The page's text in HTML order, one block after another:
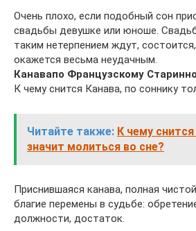
Очень плохо, если подобный сон
свадьбы девушке или юноше.
таким нетерпением ждут,
окажется весьма неудачным.
Канавапо Французскому
К чему снится Канава, по соннику
Читайте также: К чему
значит молиться во сне?
Приснившаяся канава, полная
благие перемены в судьбе:
должности, достаток.